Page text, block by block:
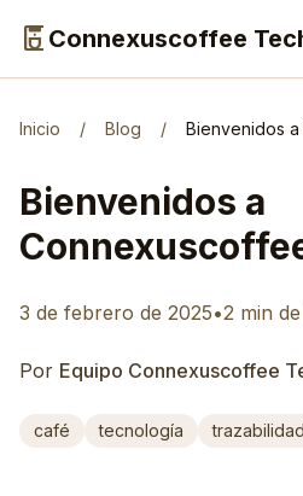
coffee_maker Connexuscoffee
Inicio / Blog / Bienvenidos
Bienvenidos a
3 de febrero de 2025•2 min
Por Equipo Connexuscoffee
café tecnología trazabilidad